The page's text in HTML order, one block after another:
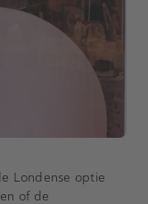
Londense optie
of de